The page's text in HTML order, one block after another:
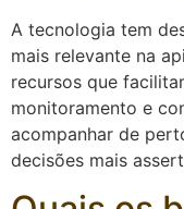
A tecnologia tem
mais relevante na
recursos que
monitoramento e
acompanhar de
decisões mais